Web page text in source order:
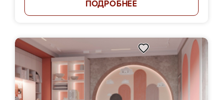
ПОДРОБНЕЕ